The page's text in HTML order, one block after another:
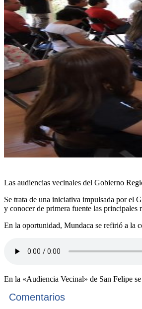
Las audiencias vecinales del Gobierno
Se trata de una iniciativa impulsada por el
y conocer de primera fuente las principales
En la oportunidad, Mundaca se refirió a la
En la «Audiencia Vecinal» de San Felipe
Comentarios